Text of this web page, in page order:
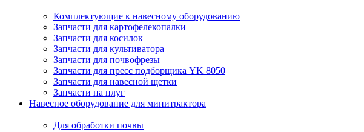
Комплектующие к навесному оборудованию
Запчасти для картофелекопалки
Запчасти для косилок
Запчасти для культиватора
Запчасти для почвофрезы
Запчасти для пресс подборщика YK 8050
Запчасти для навесной щетки
Запчасти на плуг
Навесное оборудование для минитрактора
Для обработки почвы